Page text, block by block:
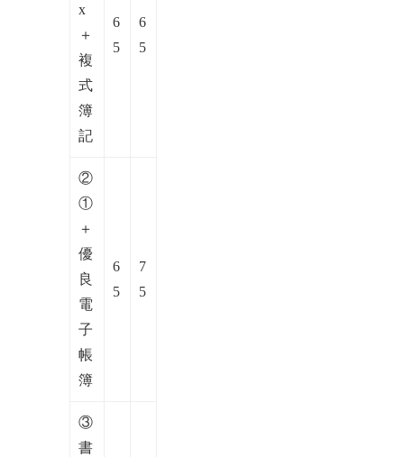
x
＋
複
式
簿
記
6
5
6
5
②
①
＋
優
良
電
子
帳
簿
6
5
7
5
③
書